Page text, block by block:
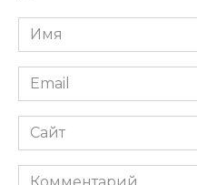
Имя
*
Email
*
Сайт
Комментарий